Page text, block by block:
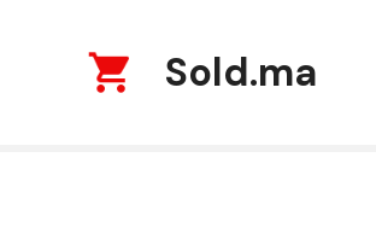
Sold.ma